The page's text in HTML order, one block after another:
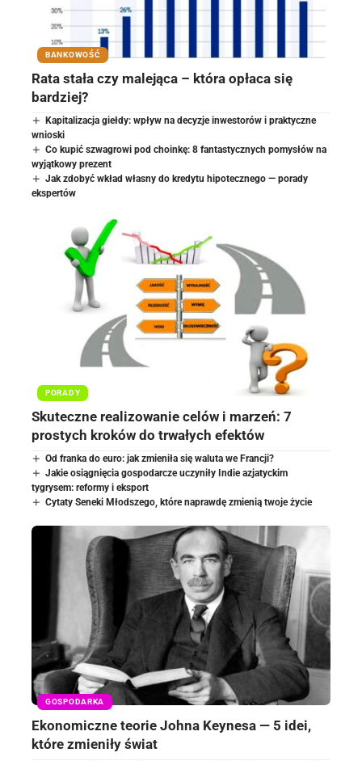
BANKOWOŚĆ
Rata stała czy malejąca – która opłaca się
bardziej?
Kapitalizacja giełdy: wpływ na decyzje inwestorów i praktyczne
wnioski
Co kupić szwagrowi pod choinkę: 8 fantastycznych pomysłów na
wyjątkowy prezent
Jak zdobyć wkład własny do kredytu hipotecznego — porady
ekspertów
PORADY
Skuteczne realizowanie celów i marzeń: 7
prostych kroków do trwałych efektów
Od franka do euro: jak zmieniła się waluta we Francji?
Jakie osiągnięcia gospodarcze uczyniły Indie azjatyckim
tygrysem: reformy i eksport
Cytaty Seneki Młodszego, które naprawdę zmienią twoje życie
GOSPODARKA
Ekonomiczne teorie Johna Keynesa — 5 idei,
które zmieniły świat